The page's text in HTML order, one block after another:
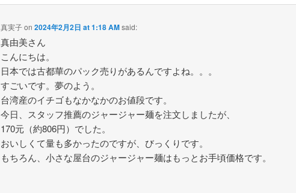
真実子on2024年2月2日 at 1:18 AMsaid:
真由美さん
こんにちは。
日本では古都華のパック売りがあるんですよね。。。
すごいです。夢のよう。
台湾産のイチゴもなかなかのお値段です。
今日、スタッフ推薦のジャージャー麺を注文しましたが、
170元（約806円）でした。
おいしくて量も多かったのですが、びっくりです。
もちろん、小さな屋台のジャージャー麺はもっとお手頃価格です。